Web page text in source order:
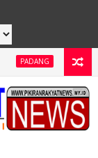
PADANG